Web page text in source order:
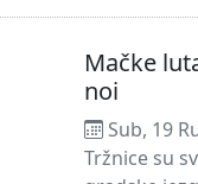
Mačke
noi
Sub, 19
Tržnice su